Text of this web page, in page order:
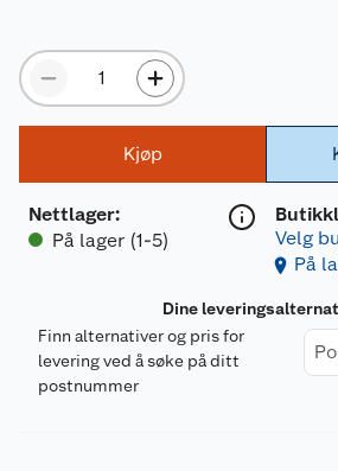
Kjøp
Nettlager:
På lager (1-5)
Velg
På
Dine
Finn alternativer og pris for
levering ved å søke på ditt
postnummer